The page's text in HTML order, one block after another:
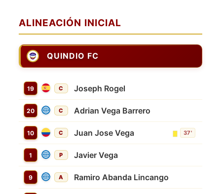
ALINEACIÓN INICIAL
QUINDIO FC
19 C Joseph Rogel
20 C Adrian Vega Barrero
10 C Juan Jose Vega 37'
1 P Javier Vega
9 A Ramiro Abanda Lincango